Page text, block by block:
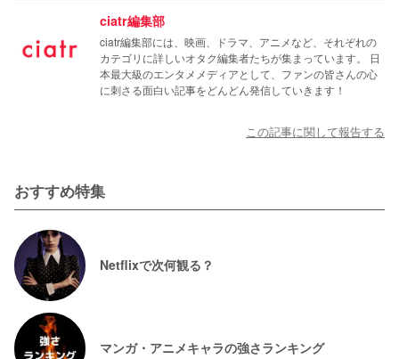
ciatr編集部
ciatr編集部には、映画、ドラマ、アニメなど、それぞれの
カテゴリに詳しいオタク編集者たちが集まっています。 日
本最大級のエンタメメディアとして、ファンの皆さんの心
に刺さる面白い記事をどんどん発信していきます！
この記事に関して報告する
おすすめ特集
Netflixで次何観る？
マンガ・アニメキャラの強さランキング